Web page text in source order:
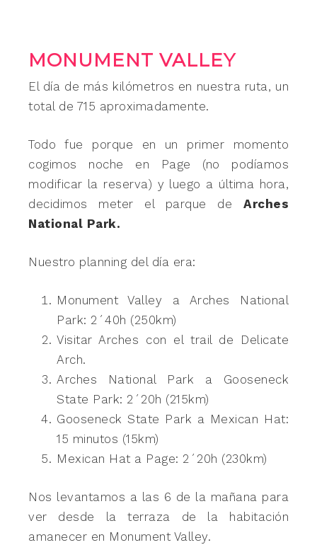
MONUMENT VALLEY
El día de más kilómetros en nuestra ruta, un
total de 715 aproximadamente.
Todo fue porque en un primer momento
cogimos noche en Page (no podíamos
modificar la reserva) y luego a última hora,
decidimos meter el parque de Arches
National Park.
Nuestro planning del día era:
Monument Valley a Arches National
Park: 2´40h (250km)
Visitar Arches con el trail de Delicate
Arch.
Arches National Park a Gooseneck
State Park: 2´20h (215km)
Gooseneck State Park a Mexican Hat:
15 minutos (15km)
Mexican Hat a Page: 2´20h (230km)
Nos levantamos a las 6 de la mañana para
ver desde la terraza de la habitación
amanecer en Monument Valley.